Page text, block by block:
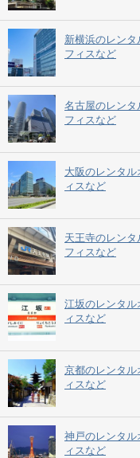
新横浜のレン
フィスなど
名古屋のレンタ
フィスなど
大阪のレンタ
ィスなど
天王寺のレン
フィスなど
江坂のレンタル
ィスなど
京都のレンタル
ィスなど
神戸のレンタル
ィスなど